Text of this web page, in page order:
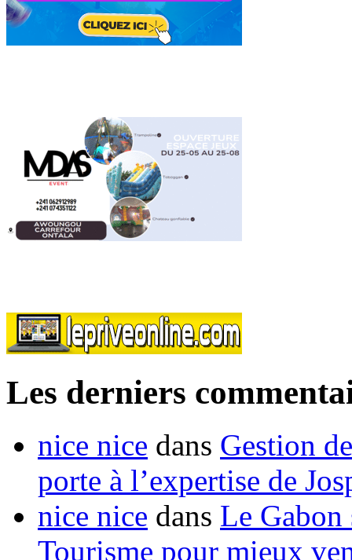
Les derniers
nice nice dans Gestion
porte à l’expertise de
nice nice dans Le Gabon
Tourisme pour mieux